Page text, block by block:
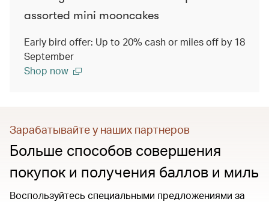
assorted mini mooncakes
Early bird offer: Up to 20% cash or miles off by 18
September
Shop now
Зарабатывайте у наших партнеров
Больше способов совершения
покупок и получения баллов и миль
Воспользуйтесь специальными предложениями за